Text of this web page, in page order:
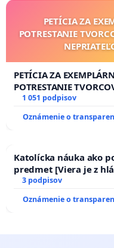
PETÍCIA ZA
POTRESTANIE
PETÍCIA ZA
POTRESTANIE
NEPRIATEĽOV"!
1 051 podpisov
Oznámenie o
Katolícka náuka ako
predmet [Viera je z
17)]
3 podpisov
Oznámenie o